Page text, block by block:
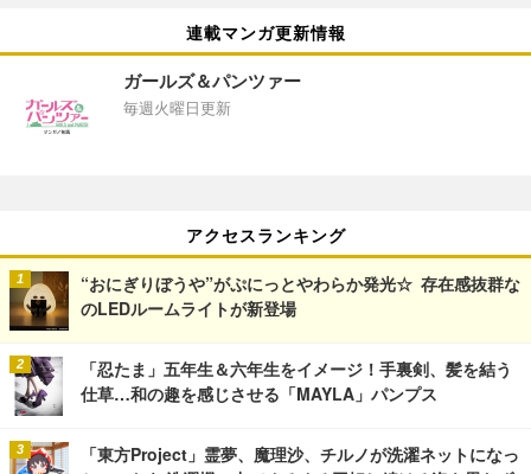
連載マンガ更新情報
ガールズ＆パンツァー
毎週火曜日更新
アクセスランキング
“おにぎりぼうや”がぷにっとやわらか発光☆ 存在感抜群な
のLEDルームライトが新登場
「忍たま」五年生＆六年生をイメージ！手裏剣、髪を結う
仕草…和の趣を感じさせる「MAYLA」パンプス
「東方Project」霊夢、魔理沙、チルノが洗濯ネットになっ